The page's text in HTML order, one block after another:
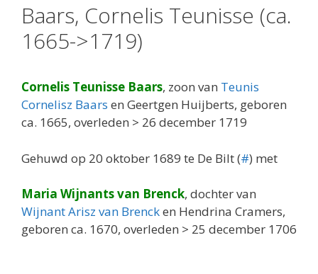
Baars, Cornelis Teunisse (ca.
1665->1719)
Cornelis Teunisse Baars, zoon van Teunis
Cornelisz Baars en Geertgen Huijberts, geboren
ca. 1665, overleden > 26 december 1719
Gehuwd op 20 oktober 1689 te De Bilt (#) met
Maria Wijnants van Brenck, dochter van
Wijnant Arisz van Brencken Hendrina Cramers,
geboren ca. 1670, overleden > 25 december 1706